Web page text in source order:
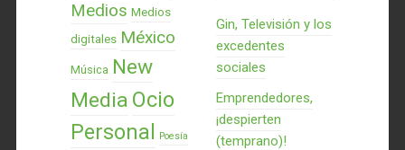
Medios Medios
digitales México
Música New
Media Ocio
Personal Poesía
Gin, Televisión y los
excedentes
sociales
Emprendedores,
¡despierten
(temprano)!